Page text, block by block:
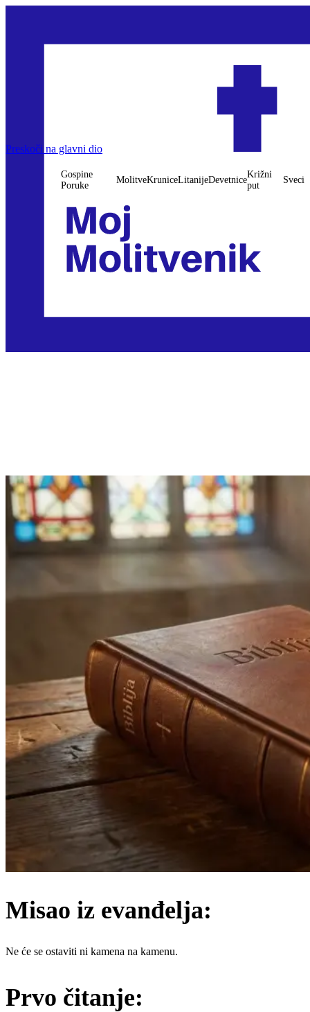
Preskoči na glavni dio
Gospine
Poruke
MolitveKruniceLitanijeDevetnice
Križni
put
Sveci
Misao iz evanđelja:
Ne će se ostaviti ni kamena na kamenu.
Prvo čitanje: